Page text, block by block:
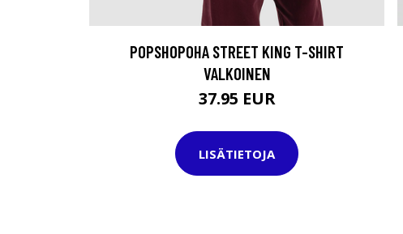
POPSHOPOHA STREET KING T-SHIRT
VALKOINEN
37.95 EUR
LISÄTIETOJA